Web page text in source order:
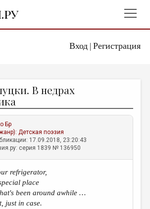
Вход| Регистрация
В недрах
Бр
Детская поэзия
17.09.2018, 23:20:43
серия 1839 № 136950
refrigerator,
place
been around awhile …
in case.